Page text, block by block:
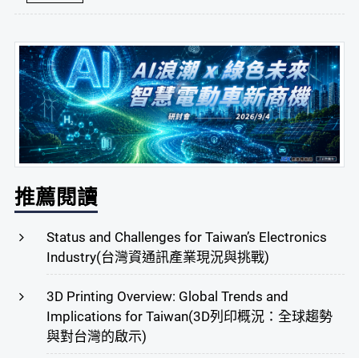
推薦閱讀
Status and Challenges for Taiwan’s Electronics
Industry(台灣資通訊產業現況與挑戰)
3D Printing Overview: Global Trends and
Implications for Taiwan(3D列印概況：全球趨勢
與對台灣的啟示)